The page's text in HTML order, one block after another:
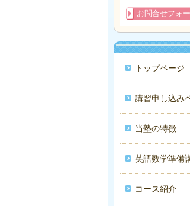
お問合せフォ
トップページ
講習申し込み
当塾の特徴
英語数学準備
コース紹介